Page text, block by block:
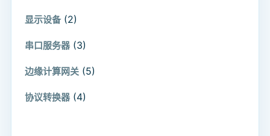
显示设备 (2)
串口服务器 (3)
边缘计算网关 (5)
协议转换器 (4)